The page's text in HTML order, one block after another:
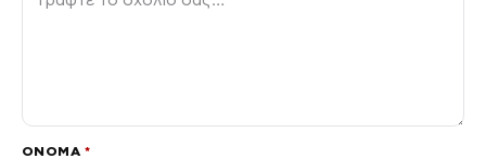
ΌΝΟΜΑ *